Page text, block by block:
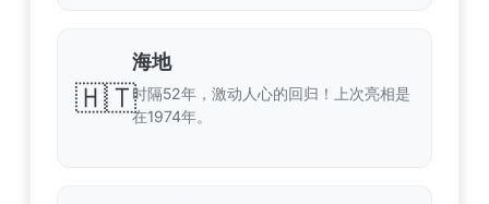
🇭🇹
海地
时隔52年，激动人心的回归！上次亮相是
在1974年。